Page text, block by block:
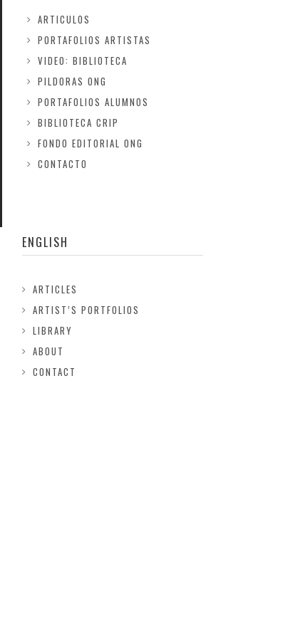
ARTICULOS
PORTAFOLIOS ARTISTAS
VIDEO: BIBLIOTECA
PILDORAS ONG
PORTAFOLIOS ALUMNOS
BIBLIOTECA CRIP
FONDO EDITORIAL ONG
CONTACTO
ENGLISH
ARTICLES
ARTIST’S PORTFOLIOS
LIBRARY
ABOUT
CONTACT